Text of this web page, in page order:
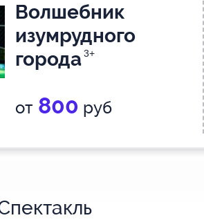
Волшебник
изумрудного
города3+
от 800 руб